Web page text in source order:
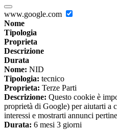
www.google.com
Nome
Tipologia
Proprieta
Descrizione
Durata
Nome: NID
Tipologia: tecnico
Proprieta: Terze Parti
Descrizione: Questo cookie è
proprietà di Google) per aiutarti a
interessi e mostrarti annunci
Durata: 6 mesi 3 giorni